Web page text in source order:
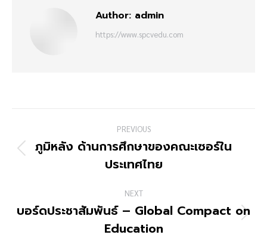
Author: admin
https://www.spcvedu.com
PREVIOUS
ภูมิหลัง ด้านการศึกษาของคณะเซอร์ใน
ประเทศไทย
NEXT
บอร์ดประชาสัมพันธ์ – Global Compact on
Education